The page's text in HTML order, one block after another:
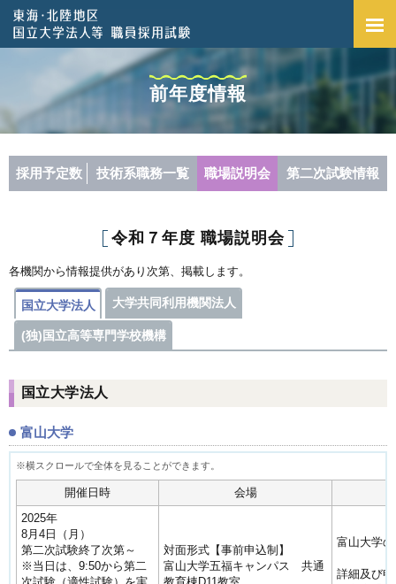
前年度情報
採用予定数 技術系職務一覧 職場説明会 第二次試験情報
令和７年度 職場説明会
各機関から情報提供があり次第、掲載します。
国立大学法人 大学共同利用機関法人
(独)国立高等専門学校機構
国立大学法人
富山大学
開催日時
会場
2025年
8月4日（月）
第二次試験終了次第～
※当日は、9:50から第二
対面形式【事前申込制】
富山大学五福キャンパス 共通
富山大学
詳細及び